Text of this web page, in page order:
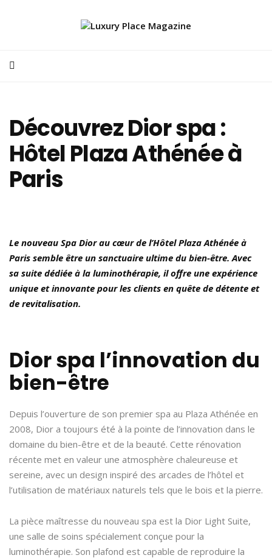
Découvrez Dior spa :
Hôtel Plaza Athénée à
Paris
Le nouveau Spa Dior au cœur de l’Hôtel Plaza Athénée à
Paris semble être un sanctuaire ultime du bien-être. Avec
sa suite dédiée à la luminothérapie, il offre une expérience
unique et innovante pour les clients en quête de détente et
de revitalisation.
Dior spa l’innovation du
bien-être
Depuis l’ouverture de son premier spa au Plaza Athénée en
2008, Dior a toujours été à la pointe de l’innovation dans le
domaine du bien-être et de la beauté. Cette rénovation
récente met en valeur une atmosphère chaleureuse et
sereine, avec un design inspiré des arcades de l’hôtel et
l’utilisation de matériaux naturels tels que le bois et la pierre.
La pièce maîtresse du nouveau spa est la Dior Light Suite,
une salle de soins spécialement conçue pour la
luminothérapie. Son plafond est capable de reproduire la